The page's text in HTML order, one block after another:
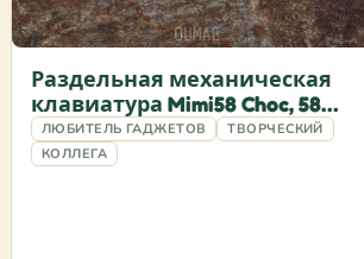
Раздельная механическая
клавиатура Mimi58 Choc, 58
клавиш
ЛЮБИТЕЛЬ ГАДЖЕТОВ
ТВОРЧЕСКИЙ
КОЛЛЕГА